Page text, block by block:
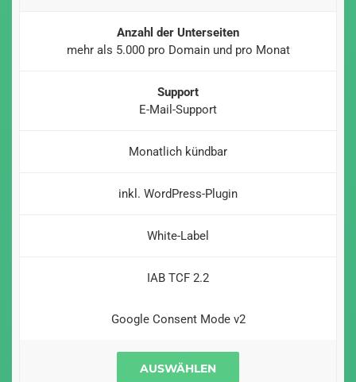
Anzahl der Unterseiten
mehr als 5.000 pro Domain und pro Monat
Support
E-Mail-Support
Monatlich kündbar
inkl. WordPress-Plugin
White-Label
IAB TCF 2.2
Google Consent Mode v2
AUSWÄHLEN